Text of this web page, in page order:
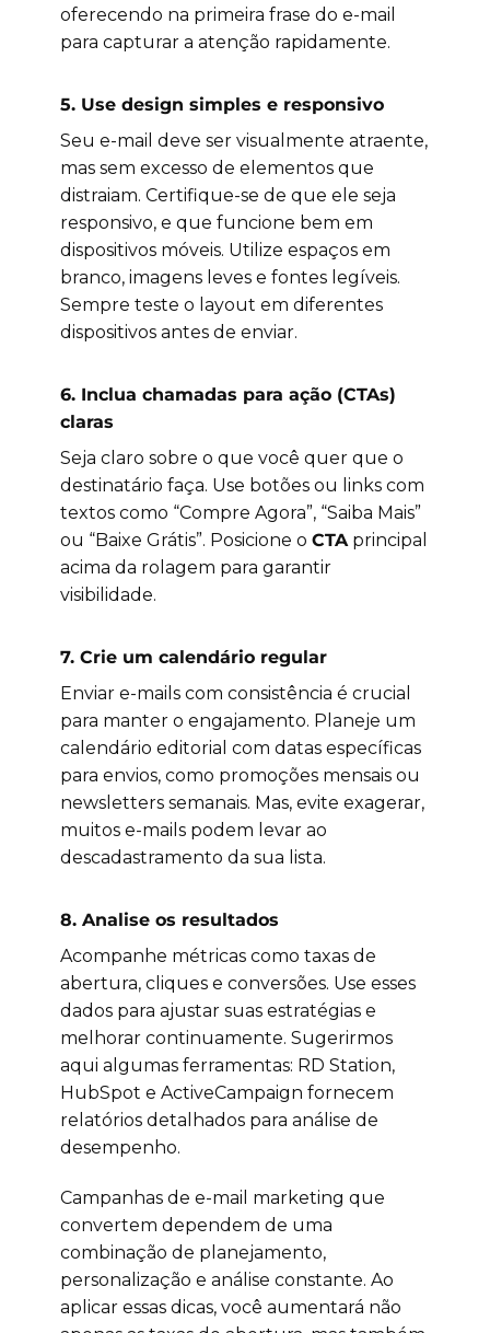
oferecendo na primeira frase do e-mail
para capturar a atenção rapidamente.
5. Use design simples e responsivo
Seu e-mail deve ser visualmente atraente,
mas sem excesso de elementos que
distraiam. Certifique-se de que ele seja
responsivo, e que funcione bem em
dispositivos móveis. Utilize espaços em
branco, imagens leves e fontes legíveis.
Sempre teste o layout em diferentes
dispositivos antes de enviar.
6. Inclua chamadas para ação (CTAs)
claras
Seja claro sobre o que você quer que o
destinatário faça. Use botões ou links com
textos como “Compre Agora”, “Saiba Mais”
ou “Baixe Grátis”. Posicione o CTAprincipal
acima da rolagem para garantir
visibilidade.
7. Crie um calendário regular
Enviar e-mails com consistência é crucial
para manter o engajamento. Planeje um
calendário editorial com datas específicas
para envios, como promoções mensais ou
newsletters semanais. Mas, evite exagerar,
muitos e-mails podem levar ao
descadastramento da sua lista.
8. Analise os resultados
Acompanhe métricas como taxas de
abertura, cliques e conversões. Use esses
dados para ajustar suas estratégias e
melhorar continuamente. Sugerirmos
aqui algumas ferramentas: RD Station,
HubSpot e ActiveCampaign fornecem
relatórios detalhados para análise de
desempenho.
Campanhas de e-mail marketing que
convertem dependem de uma
combinação de planejamento,
personalização e análise constante. Ao
aplicar essas dicas, você aumentará não